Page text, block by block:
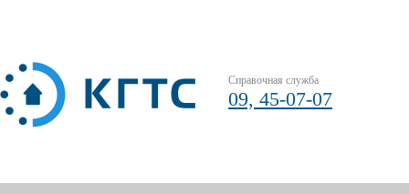
Справочная служба
09, 45-07-07